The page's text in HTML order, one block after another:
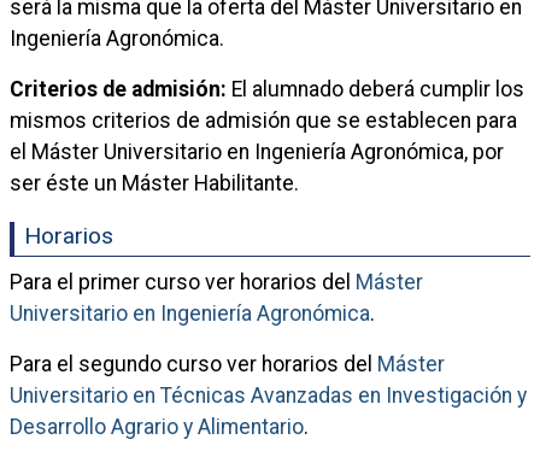
será la misma que la oferta del Máster Universitario en
Ingeniería Agronómica.
Criterios de admisión: El alumnado deberá cumplir los
mismos criterios de admisión que se establecen para
el Máster Universitario en Ingeniería Agronómica, por
ser éste un Máster Habilitante.
Horarios
Para el primer curso ver horarios del Máster
Universitario en Ingeniería Agronómica.
Para el segundo curso ver horarios del Máster
Universitario en Técnicas Avanzadas en Investigación y
Desarrollo Agrario y Alimentario.